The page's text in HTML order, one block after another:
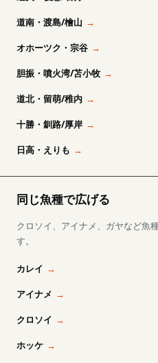
道南・渡島/檜山
オホーツク・宗谷
胆振・噴火湾/苫小牧
道北・留萌/稚内
十勝・釧路/厚岸
日高・えりも
同じ魚種で広げる
クロソイ、アイナメ、ガヤなど魚
す。
カレイ
アイナメ
クロソイ
ホッケ